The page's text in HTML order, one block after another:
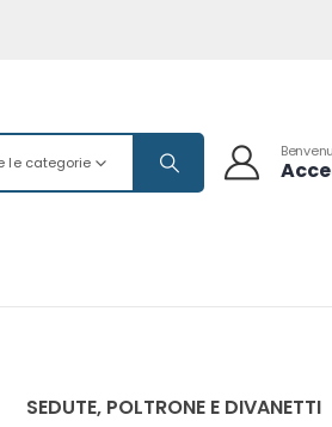
le categorie
SEDUTE, POLTRONE E DIVANETTI